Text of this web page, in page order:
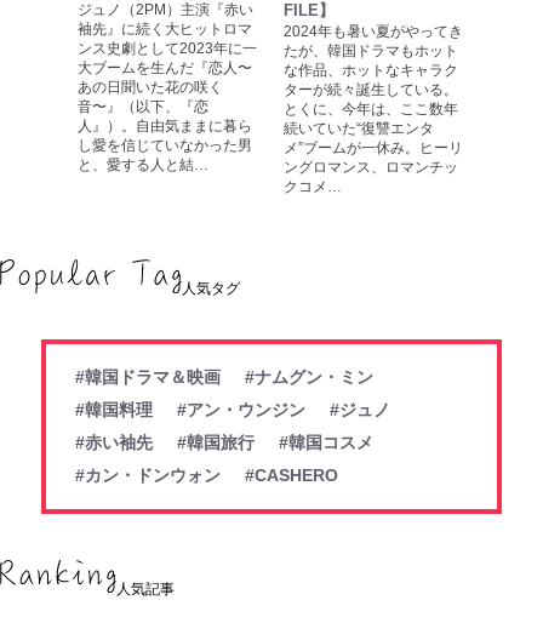
ジュノ（2PM）主演『赤い
袖先』に続く大ヒットロマ
ンス史劇として2023年に一
大ブームを生んだ『恋人〜
あの日聞いた花の咲く
音〜』（以下、『恋
人』）。自由気ままに暮ら
し愛を信じていなかった男
と、愛する人と結…
FILE】
2024年も暑い夏がやってき
たが、韓国ドラマもホット
な作品、ホットなキャラク
ターが続々誕生している。
とくに、今年は、ここ数年
続いていた“復讐エンタ
メ”ブームが一休み。ヒーリ
ングロマンス、ロマンチッ
クコメ…
人気タグ
#韓国ドラマ＆映画
#ナムグン・ミン
#韓国料理
#アン・ウンジン
#ジュノ
#赤い袖先
#韓国旅行
#韓国コスメ
#カン・ドンウォン
#CASHERO
人気記事